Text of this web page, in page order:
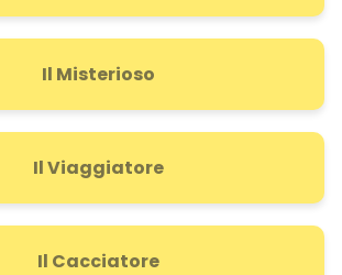
Il Misterioso
Il Viaggiatore
Il Cacciatore